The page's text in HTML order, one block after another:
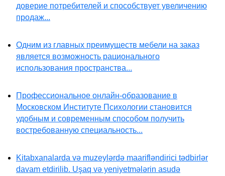
доверие потребителей и способствует увеличению
продаж...
Одним из главных преимуществ мебели на заказ
является возможность рационального
использования пространства...
Профессиональное онлайн-образование в
Московском Институте Психологии становится
удобным и современным способом получить
востребованную специальность...
Kitabxanalarda və muzeylərdə maarifləndirici tədbirlər
davam etdirilib. Uşaq və yeniyetmələrin asudə